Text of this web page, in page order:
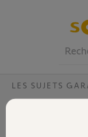
Volet
LES SUJETS
Problème